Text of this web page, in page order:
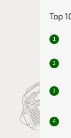
Top